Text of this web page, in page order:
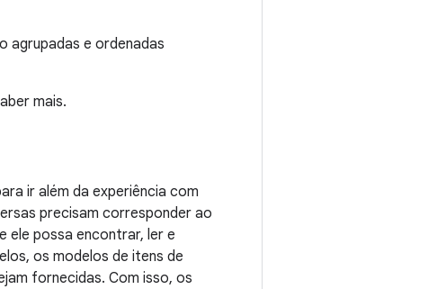
agrupadas e ordenadas
mais.
ir além da experiência com
precisam corresponder ao
ele possa encontrar, ler e
os modelos de itens de
fornecidas. Com isso, os